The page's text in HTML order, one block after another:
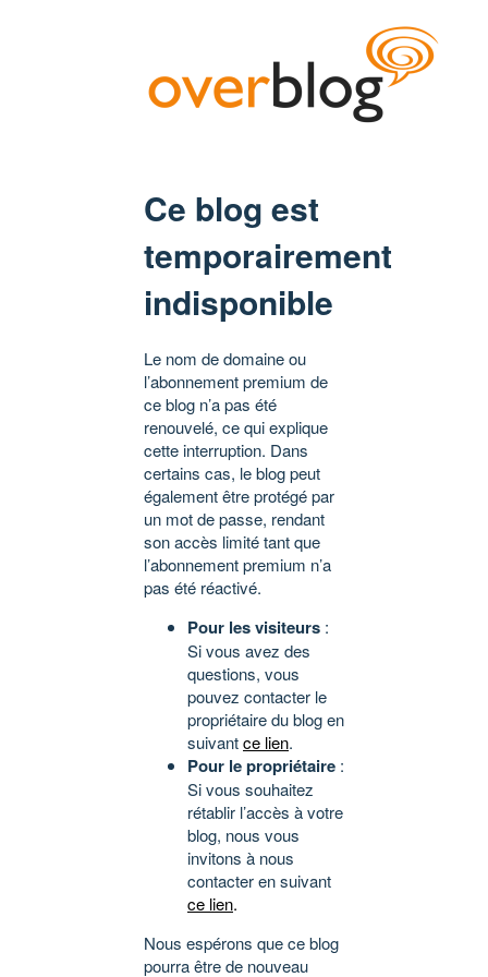
Ce blog est
temporairement
indisponible
Le nom de domaine ou
l’abonnement premium de
ce blog n’a pas été
renouvelé, ce qui explique
cette interruption. Dans
certains cas, le blog peut
également être protégé par
un mot de passe, rendant
son accès limité tant que
l’abonnement premium n’a
pas été réactivé.
Pour les visiteurs :
Si vous avez des
questions, vous
pouvez contacter le
propriétaire du blog en
suivantce lien.
Pour le propriétaire :
Si vous souhaitez
rétablir l’accès à votre
blog, nous vous
invitons à nous
contacter en suivant
ce lien.
Nous espérons que ce blog
pourra être de nouveau